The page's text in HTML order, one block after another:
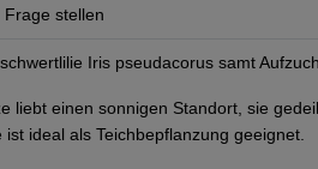
Frage stellen
Iris pseudacorus samt
liebt einen sonnigen Standort, sie
ideal als Teichbepflanzung geeignet.